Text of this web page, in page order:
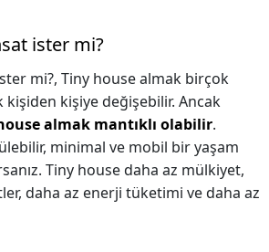
ister mi?
mi?, Tiny house almak birçok
kişiye değişebilir. Ancak
almak mantıklı olabilir.
minimal ve mobil bir yaşam
Tiny house daha az mülkiyet,
daha az enerji tüketimi ve daha az